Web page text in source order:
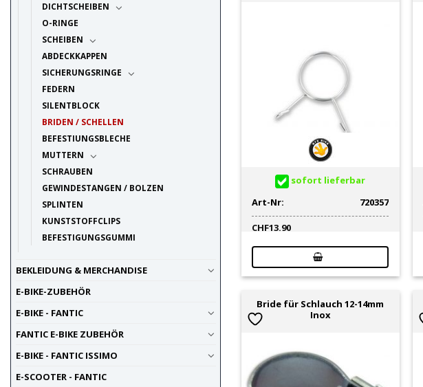
DICHTSCHEIBEN
O-RINGE
SCHEIBEN
ABDECKKAPPEN
SICHERUNGSRINGE
FEDERN
SILENTBLOCK
BRIDEN / SCHELLEN
BEFESTIUNGSBLECHE
MUTTERN
SCHRAUBEN
GEWINDESTANGEN / BOLZEN
SPLINTEN
KUNSTSTOFFCLIPS
BEFESTIGUNGSGUMMI
BEKLEIDUNG & MERCHANDISE
E-BIKE-ZUBEHÖR
E-BIKE - FANTIC
FANTIC E-BIKE ZUBEHÖR
E-BIKE - FANTIC ISSIMO
E-SCOOTER - FANTIC
sofort lieferbar
Art-Nr:
720357
CHF13.90
Bride für Schlauch 12-14mm
Inox